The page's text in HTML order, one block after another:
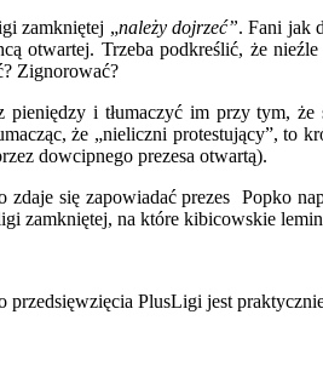
zamkniętej „należy dojrzeć”. Fani jak
otwartej. Trzeba podkreślić, że
Zignorować?
i tłumaczyć im przy tym, że
że „nieliczni protestujący”, to
dowcipnego prezesa otwartą).
się zapowiadać prezes Popko
zamkniętej, na które kibicowskie
PlusLigi jest